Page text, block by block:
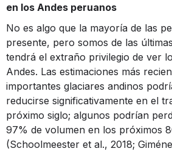
en los Andes peruanos
No es algo que la mayoría de las
presente, pero somos de las
tendrá el extraño privilegio de ver
Andes. Las estimaciones más
importantes glaciares andinos
reducirse significativamente en el
próximo siglo; algunos podrían
97% de volumen en los próximos
(Schoolmeester et al., 2018;